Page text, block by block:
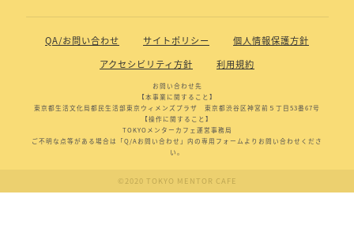
QA/お問い合わせ サイトポリシー
個人情報保護方針
アクセシビリティ方針
利用規約
お問い合わせ先
【本事業に関すること】
東京都生活文化局都民生活部東京ウィメンズプラザ 東京都渋谷区神宮前５丁目53番67号
【操作に関すること】
TOKYOメンターカフェ運営事務局
ご不明な点等がある場合は「Q/Aお問い合わせ」内の専用フォームよりお問い合わせくださ
い。
©2020 TOKYO MENTOR CAFE